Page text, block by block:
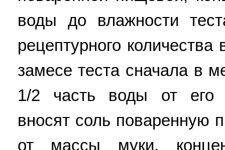
воды до влажности
рецептурного
замесе теста сначала в
1/2 часть воды от его
вносят соль поваренную
от массы муки,